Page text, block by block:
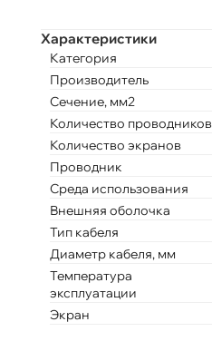
Характеристики
Категория
Производитель
Сечение, мм2
Количество проводников
Количество экранов
Проводник
Среда использования
Внешняя оболочка
Тип кабеля
Диаметр кабеля, мм
Температура
эксплуатации
Экран